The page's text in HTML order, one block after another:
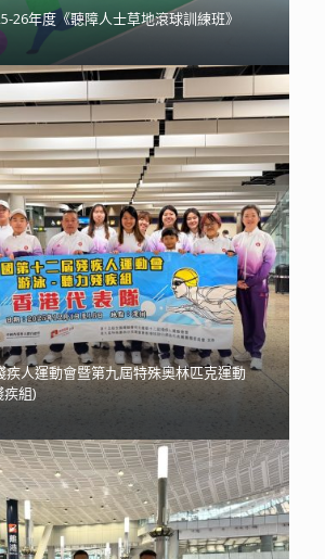
26年度《聽障人士草地滾球訓練班》
疾人運動會暨第九屆特殊奧林匹克運動
組)